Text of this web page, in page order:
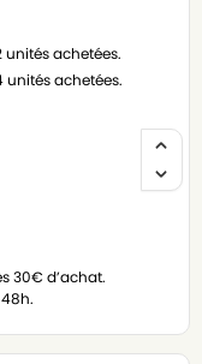
unités achetées.
unités achetées.
30€ d’achat.